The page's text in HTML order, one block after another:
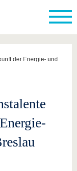
der Energie- und